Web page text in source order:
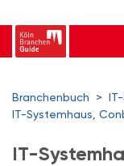
Branchenbuch >
IT-Systemhaus,
IT-